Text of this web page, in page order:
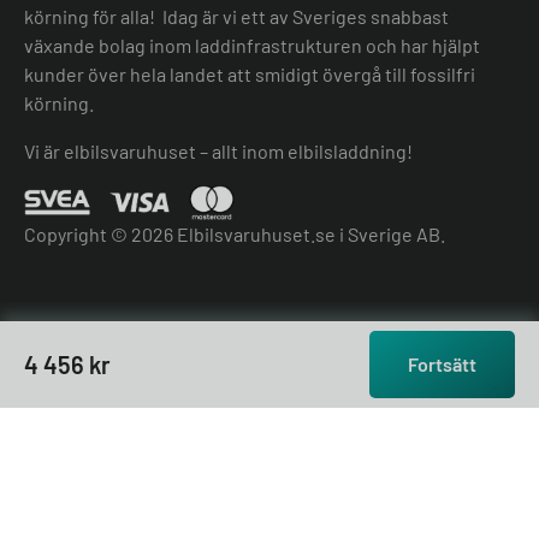
körning för alla! Idag är vi ett av Sveriges snabbast
växande bolag inom laddinfrastrukturen och har hjälpt
kunder över hela landet att smidigt övergå till fossilfri
körning.
Vi är elbilsvaruhuset – allt inom elbilsladdning!
Copyright © 2026 Elbilsvaruhuset.se i Sverige AB.
4 456 kr Fortsätt